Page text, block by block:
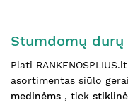
Stumdomų durų
Plati
asortimentas siūlo
medinėms , tiek